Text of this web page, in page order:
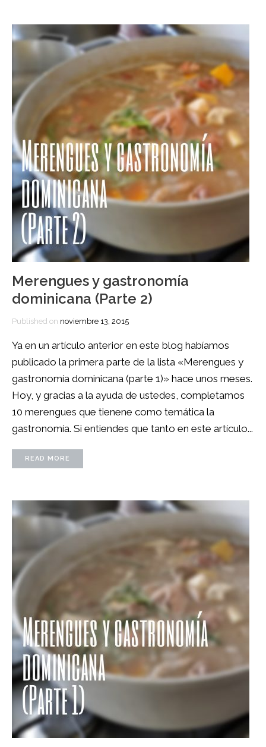
Merengues y gastronomía
dominicana (Parte 2)
Published on noviembre 13, 2015
Ya en un artículo anterior en este blog habíamos
publicado la primera parte de la lista «Merengues y
gastronomía dominicana (parte 1)» hace unos meses.
Hoy, y gracias a la ayuda de ustedes, completamos
10 merengues que tienene como temática la
gastronomía. Si entiendes que tanto en este artículo...
READ MORE